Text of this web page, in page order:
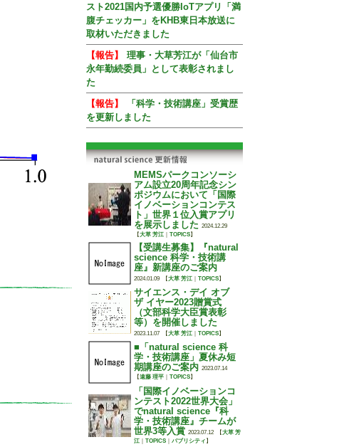
スト2021国内予選優勝IoTアプリ「満
腹チェッカー」をKHB東日本放送に
取材いただきました
【報告】
理事・大草芳江が「仙台市
永年勤続委員」として表彰されまし
た
【報告】
「科学・技術講座」受賞歴
を更新しました
MEMSパークコンソーシ
アム設立20周年記念シン
ポジウムにおいて「国際
イノベーションコンテス
ト」世界１位入賞アプリ
を展示しました 2024.12.29
【大草 芳江 TOPICS】
【受講生募集】『natural
science 科学・技術講
座』新講座のご案内
2024.01.09 【大草 芳江 TOPICS】
サイエンス・デイ オブ
ザ イヤー2023贈賞式
（文部科学大臣賞表彰
等）を開催しました
2023.11.07 【大草 芳江 TOPICS】
■「natural science 科
学・技術講座」夏休み短
期講座のご案内 2023.07.14
【遠藤 理平 TOPICS】
「国際イノベーションコ
ンテスト2022世界大会」
でnatural science『科
学・技術講座』チームが
世界3等入賞 2023.07.12 【大草 芳
江
TOPICS パブリシティ 】